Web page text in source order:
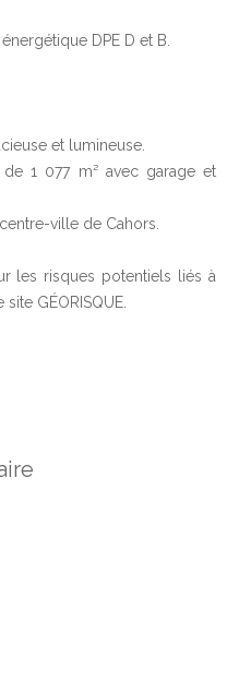
DPE D et B.
et lumineuse.
de 1 077 m² avec garage et
ville de Cahors.
les risques potentiels liés à
GÉORISQUE.